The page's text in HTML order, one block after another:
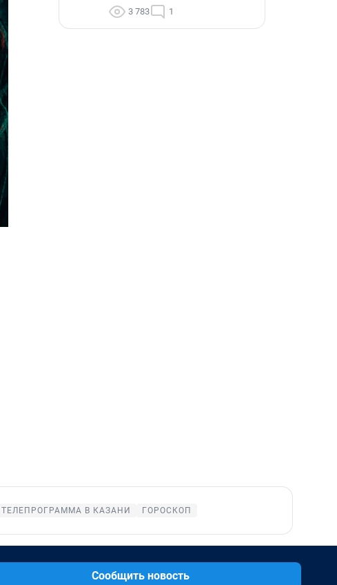
3 783 1
ТЕЛЕПРОГРАММА В КАЗАНИ ГОРОСКОП
Сообщить новость